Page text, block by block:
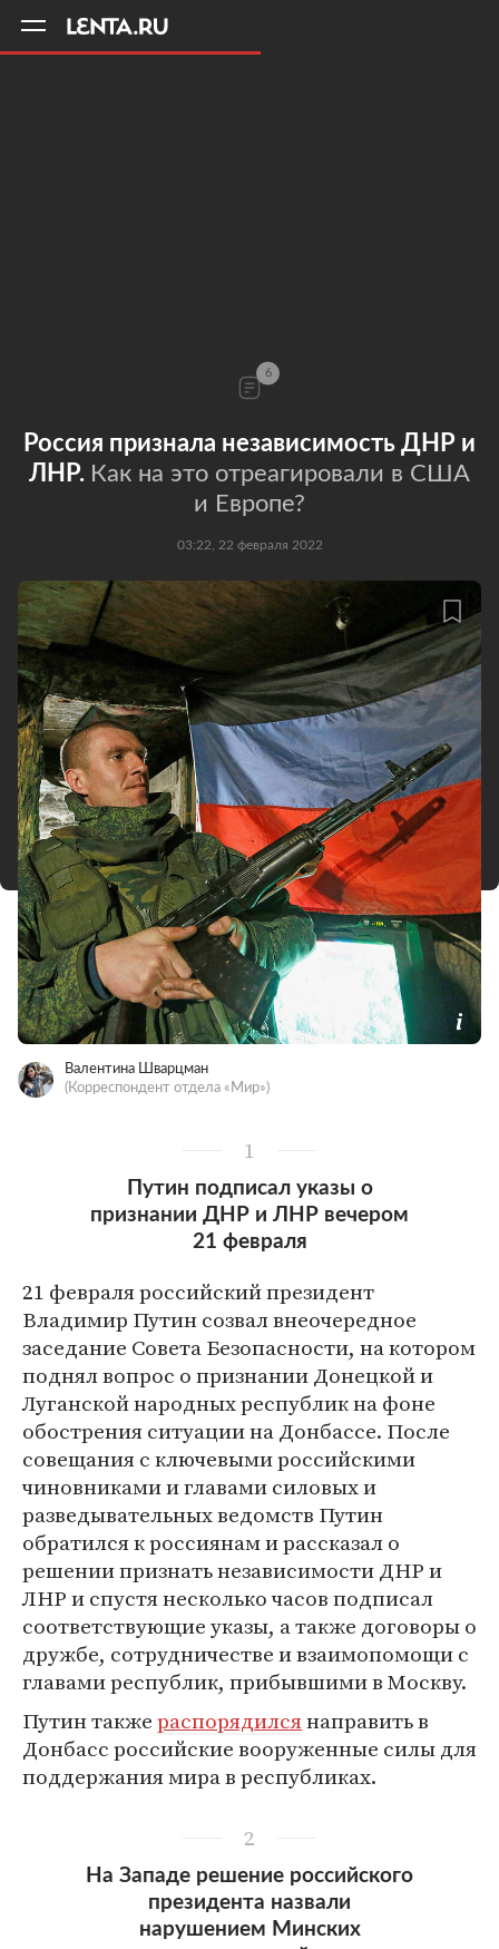
6
Россия признала независимость ДНР и
ЛНР. Как на это отреагировали в США
и Европе?
03:22, 22 февраля 2022
Валентина Шварцман
(Корреспондент отдела «Мир»)
1
Путин подписал указы о
признании ДНР и ЛНР вечером
21 февраля
21 февраля российский президент
Владимир Путин созвал внеочередное
заседание Совета Безопасности, на котором
поднял вопрос о признании Донецкой и
Луганской народных республик на фоне
обострения ситуации на Донбассе. После
совещания с ключевыми российскими
чиновниками и главами силовых и
разведывательных ведомств Путин
обратился к россиянам и рассказал о
решении признать независимости ДНР и
ЛНР и спустя несколько часов подписал
соответствующие указы, а также договоры о
дружбе, сотрудничестве и взаимопомощи с
главами республик, прибывшими в Москву.
Путин такжераспорядилсянаправить в
Донбасс российские вооруженные силы для
поддержания мира в республиках.
2
На Западе решение российского
президента назвали
нарушением Минских